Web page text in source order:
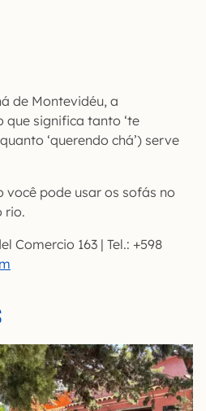
de Montevidéu, a
que significa tanto ‘te
‘querendo chá’) serve
pode usar os sofás no
rio.
Comercio 163 | Tel.: +598